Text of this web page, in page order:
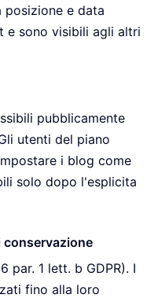
e data
e sono visibili agli altri
pubblicamente
utenti del piano
i blog come
solo dopo l'esplicita
conservazione
par. 1 lett. b GDPR). I
fino alla loro